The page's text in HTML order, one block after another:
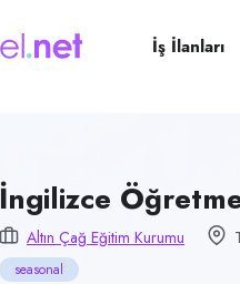
İş İlanları
İngilizce
Altın Çağ Eğitim Kurumu
seasonal